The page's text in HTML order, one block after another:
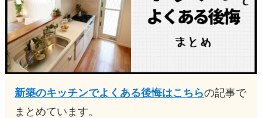
新築のキッチンでよくある後悔はこちらの記事で
まとめています。